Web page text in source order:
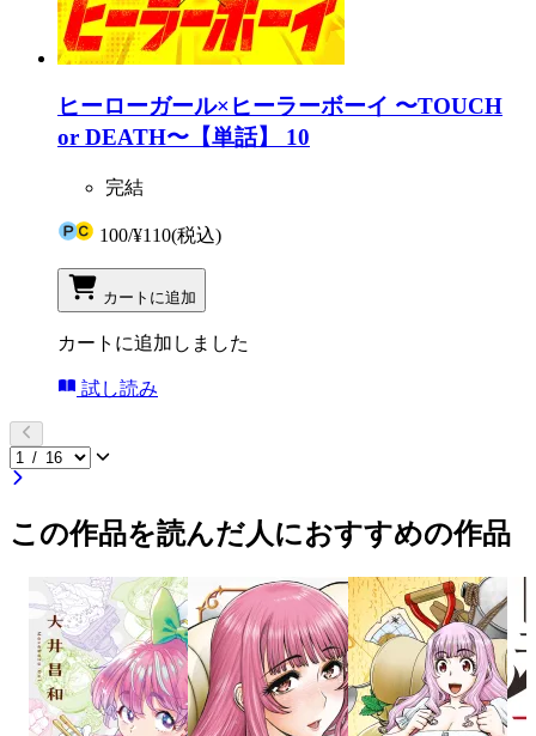
ヒーローガール×ヒーラーボーイ 〜TOUCH
or DEATH〜【単話】 10
完結
100/¥110(税込)
カートに追加
カートに追加しました
試し読み
この作品を読んだ人におすすめの作品